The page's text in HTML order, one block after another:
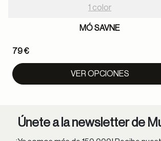
1 color
MÓ SAVNE
79 €
VER OPCIONES
Únete a la newsletter de